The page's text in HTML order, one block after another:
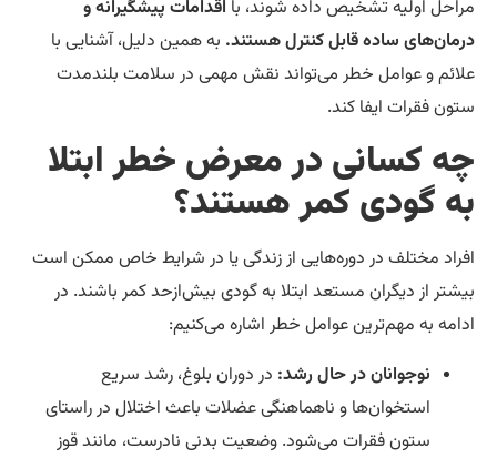
اولیه تشخیص داده شوند، بااقدامات پیشگیرانه و
ساده قابل کنترل هستند.به همین دلیل، آشنایی با
و عوامل خطر می‌تواند نقش مهمی در سلامت بلندمدت
فقرات ایفا کند.
کسانی در معرض خطر ابتلا
گودی کمر هستند؟
مختلف در دوره‌هایی از زندگی یا در شرایط خاص ممکن است
از دیگران مستعد ابتلا به گودی بیش‌ازحد کمر باشند. در
به مهم‌ترین عوامل خطر اشاره می‌کنیم:
نوجوانان در حال رشد:در دوران بلوغ، رشد سریع
استخوان‌ها و ناهماهنگی عضلات باعث اختلال در راستای
ستون فقرات می‌شود. وضعیت بدنی نادرست، مانند قوز